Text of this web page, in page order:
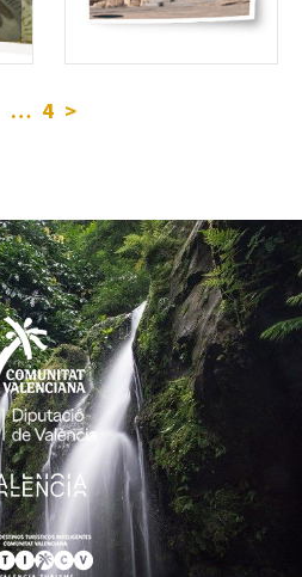
… 4 >